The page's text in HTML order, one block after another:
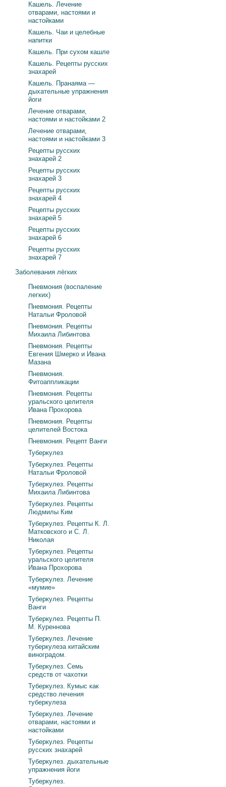
Кашель. Лечение
отварами, настоями и
настойками
Кашель. Чаи и целебные
напитки
Кашель. При сухом кашле
Кашель. Рецепты русских
знахарей
Кашель. Пранаяма —
дыхательные упражнения
йоги
Лечение отварами,
настоями и настойками 2
Лечение отварами,
настоями и настойками 3
Рецепты русских
знахарей 2
Рецепты русских
знахарей 3
Рецепты русских
знахарей 4
Рецепты русских
знахарей 5
Рецепты русских
знахарей 6
Рецепты русских
знахарей 7
Заболевания лёгких
Пневмония (воспаление
легких)
Пневмония. Рецепты
Натальи Фроловой
Пневмония. Рецепты
Михаила Либинтова
Пневмония. Рецепты
Евгения Шмерко и Ивана
Мазана
Пневмония.
Фитоаппликации
Пневмония. Рецепты
уральского целителя
Ивана Прохорова
Пневмония. Рецепты
целителей Востока
Пневмония. Рецепт Ванги
Туберкулез
Туберкулез. Рецепты
Натальи Фроловой
Туберкулез. Рецепты
Михаила Либинтова
Туберкулез. Рецепты
Людмилы Ким
Туберкулез. Рецепты К. Л.
Матковского и С. Л.
Николая
Туберкулез. Рецепты
уральского целителя
Ивана Прохорова
Туберкулез. Лечение
«мумие»
Туберкулез. Рецепты
Ванги
Туберкулез. Рецепты П.
М. Куреннова
Туберкулез. Лечение
туберкулеза китайским
виноградом.
Туберкулез. Семь
средств от чахотки
Туберкулез. Кумыс как
средство лечения
туберкулеза
Туберкулез. Лечение
отварами, настоями и
настойками
Туберкулез. Рецепты
русских знахарей
Туберкулез. дыхательные
упражнения йоги
Туберкулез.